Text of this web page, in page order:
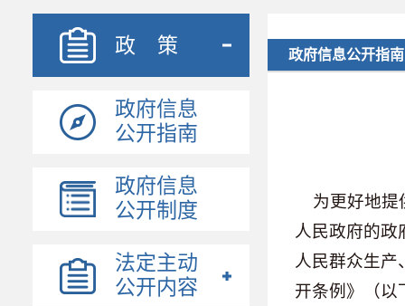
政 策
政府信息
公开指南
政府信息
公开制度
法定主动
公开内容
政府信息公开指南
为更好地提
人民政府的政
人民群众生产
开条例》（以